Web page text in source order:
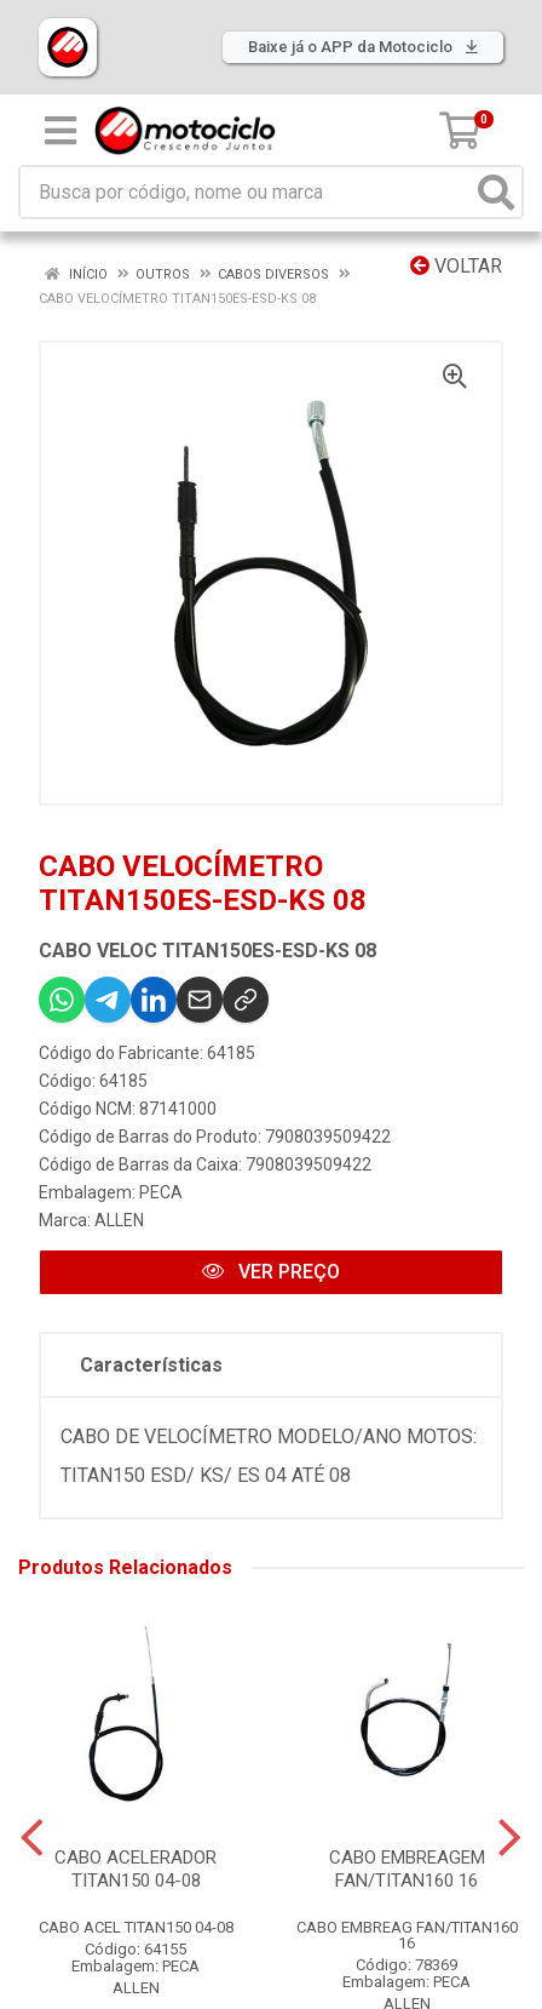
Baixe já o APP da Motociclo
0
VOLTAR
INÍCIO OUTROS
CABOS DIVERSOS
CABO VELOCÍMETRO TITAN150ES-ESD-KS 08
CABO VELOCÍMETRO
TITAN150ES-ESD-KS 08
CABO VELOC TITAN150ES-ESD-KS 08
Código do Fabricante: 64185
Código: 64185
Código NCM: 87141000
Código de Barras do Produto: 7908039509422
Código de Barras da Caixa: 7908039509422
Embalagem: PECA
Marca: ALLEN
VER PREÇO
Características
CABO DE VELOCÍMETRO MODELO/ANO MOTOS:
TITAN150 ESD/ KS/ ES 04 ATÉ 08
Produtos Relacionados
CABO ACELERADOR
TITAN150 04-08
CABO ACEL TITAN150 04-08
Código: 64155
Embalagem: PECA
ALLEN
CABO EMBREAGEM
FAN/TITAN160 16
CABO EMBREAG FAN/TITAN160
16
Código: 78369
Embalagem: PECA
ALLEN